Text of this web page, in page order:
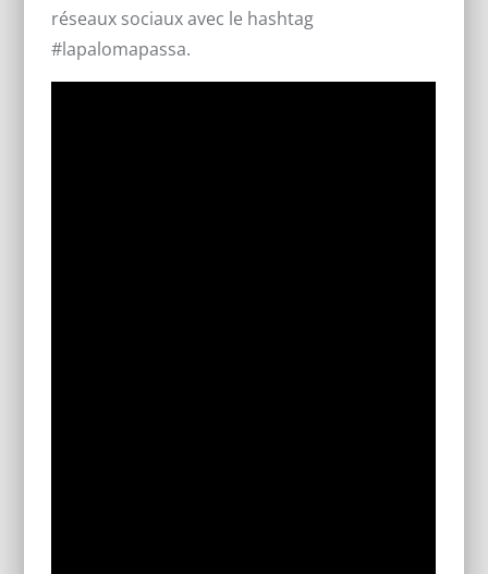
réseaux sociaux avec le hashtag
#lapalomapassa.